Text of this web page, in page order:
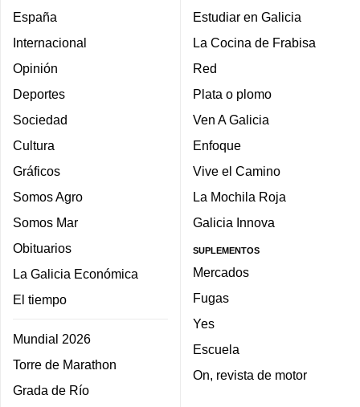
España
Internacional
Opinión
Deportes
Sociedad
Cultura
Gráficos
Somos Agro
Somos Mar
Obituarios
La Galicia Económica
El tiempo
Mundial 2026
Torre de Marathon
Grada de Río
Estudiar en Galicia
La Cocina de Frabisa
Red
Plata o plomo
Ven A Galicia
Enfoque
Vive el Camino
La Mochila Roja
Galicia Innova
SUPLEMENTOS
Mercados
Fugas
Yes
Escuela
On, revista de motor